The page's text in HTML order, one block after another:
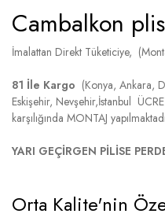
Cambalkon
İmalattan Direkt Tüketiciye,
81 İle Kargo (Konya, Ankara,
Eskişehir, Nevşehir,İstanbul
karşılığında MONTAJ
YARI GEÇİRGEN PİLİSE
Orta Kalite'nin